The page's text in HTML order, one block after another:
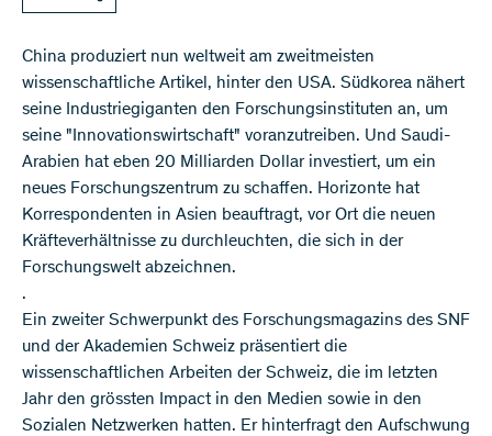
​China produziert nun weltweit am zweitmeisten
wissenschaftliche Artikel, hinter den USA. Südkorea nähert
seine Industriegiganten den Forschungsinstituten an, um
seine "Innovationswirtschaft" voranzutreiben. Und Saudi-
Arabien hat eben 20 Milliarden Dollar investiert, um ein
neues Forschungszentrum zu schaffen. Horizonte hat
Korrespondenten in Asien beauftragt, vor Ort die neuen
Kräfteverhältnisse zu durchleuchten, die sich in der
Forschungswelt abzeichnen.
.
Ein zweiter Schwerpunkt des Forschungsmagazins des SNF
und der Akademien Schweiz präsentiert die
wissenschaftlichen Arbeiten der Schweiz, die im letzten
Jahr den grössten Impact in den Medien sowie in den
Sozialen Netzwerken hatten. Er hinterfragt den Aufschwung